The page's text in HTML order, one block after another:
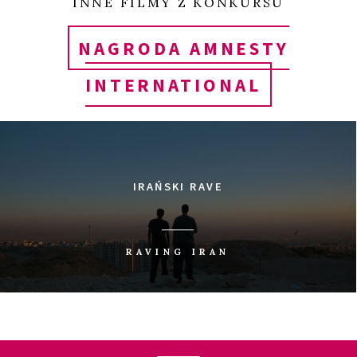
NAGRODA AMNESTY
INTERNATIONAL
IRAŃSKI RAVE
RAVING IRAN